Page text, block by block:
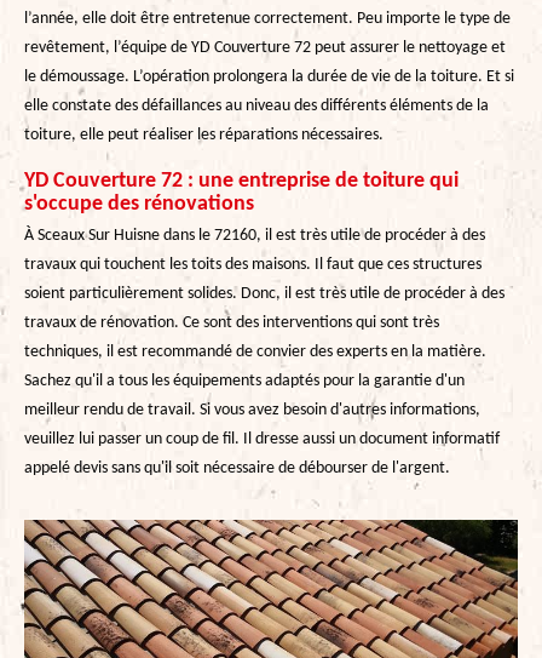
l’année, elle doit être entretenue correctement. Peu importe le type de
revêtement, l’équipe de YD Couverture 72 peut assurer le nettoyage et
le démoussage. L’opération prolongera la durée de vie de la toiture. Et si
elle constate des défaillances au niveau des différents éléments de la
toiture, elle peut réaliser les réparations nécessaires.
YD Couverture 72 : une entreprise de toiture qui
s'occupe des rénovations
À Sceaux Sur Huisne dans le 72160, il est très utile de procéder à des
travaux qui touchent les toits des maisons. Il faut que ces structures
soient particulièrement solides. Donc, il est très utile de procéder à des
travaux de rénovation. Ce sont des interventions qui sont très
techniques, il est recommandé de convier des experts en la matière.
Sachez qu'il a tous les équipements adaptés pour la garantie d'un
meilleur rendu de travail. Si vous avez besoin d'autres informations,
veuillez lui passer un coup de fil. Il dresse aussi un document informatif
appelé devis sans qu'il soit nécessaire de débourser de l'argent.